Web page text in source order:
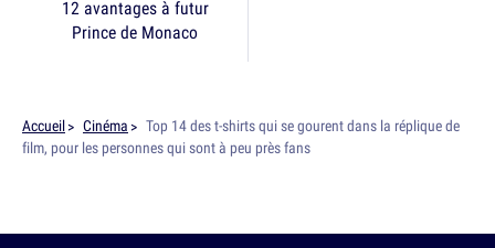
12 avantages à futur
Prince de Monaco
Accueil Cinéma
Top 14 des t-shirts qui se gourent dans la réplique de
film, pour les personnes qui sont à peu près fans